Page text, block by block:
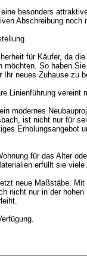
besonders
Abschreibung
für Käufer, da
möchten. So haben
neues Zuhause zu
Linienführung vereint
modernes
ist nicht nur für
Erholungsangebot
für das Alter
erfüllt sie
neue Maßstäbe.
nicht nur in der